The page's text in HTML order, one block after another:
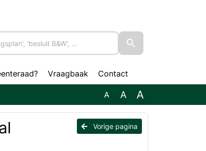
Vraagbaak Contact
A A A
Vorige pagina